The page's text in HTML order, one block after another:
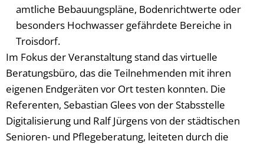
amtliche Bebauungspläne, Bodenrichtwerte oder
besonders Hochwasser gefährdete Bereiche in
Troisdorf.
Im Fokus der Veranstaltung stand das virtuelle
Beratungsbüro, das die Teilnehmenden mit ihren
eigenen Endgeräten vor Ort testen konnten. Die
Referenten, Sebastian Glees von der Stabsstelle
Digitalisierung und Ralf Jürgens von der städtischen
Senioren- und Pflegeberatung, leiteten durch die